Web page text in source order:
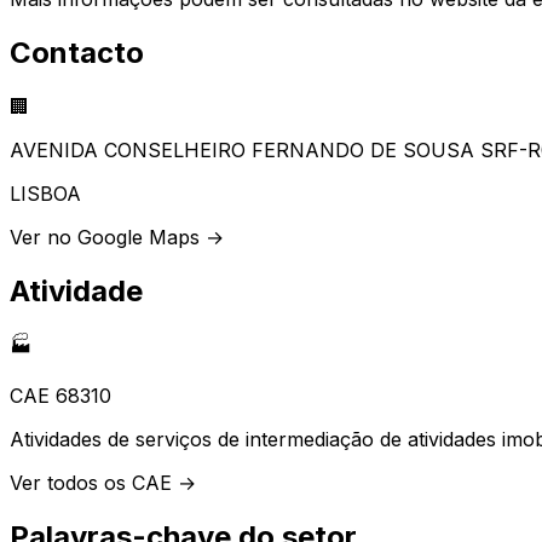
Contacto
🏢
AVENIDA CONSELHEIRO FERNANDO DE SOUSA SRF-
LISBOA
Ver no Google Maps →
Atividade
🏭
CAE 68310
Atividades de serviços de intermediação de atividades
Ver todos os CAE →